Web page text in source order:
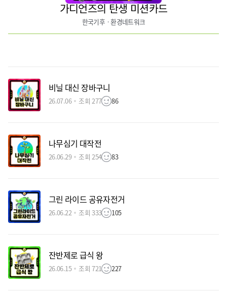
가디언즈의 탄생 미션카드
한국기후ㆍ환경네트워크
비닐 대신 장바구니
26.07.06 조회 277 86
나무심기 대작전
26.06.29 조회 254 83
그린 라이드 공유자전거
26.06.22 조회 333 105
잔반제로 급식 왕
26.06.15 조회 721 227